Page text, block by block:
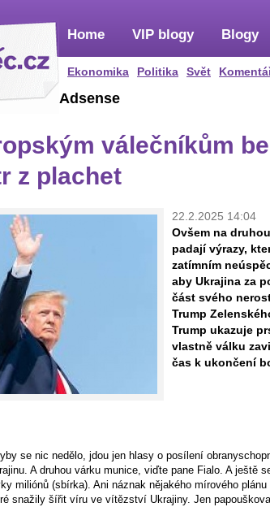
Home
Ekonomika Politika Svět
VIP blogy Blogy
Adsense
válečníkům
z plachet
22.2.2025 14:04
Ovšem na
padají výrazy,
zatímním
aby Ukrajina za
část svého
Trump
Trump ukazuje
vlastně válku
čas k ukončení
se nic nedělo, jdou jen hlasy o posílení
A druhou várku munice, viďte pane Fialo. A ještě
miliónů (sbírka). Ani náznak nějakého mírového
snažily šířit víru ve vítězství Ukrajiny. Jen